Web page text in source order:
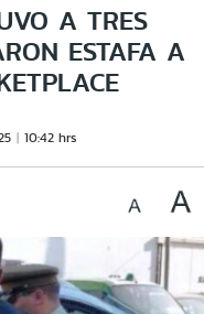
A TRES
ESTAFA A
10:42 hrs